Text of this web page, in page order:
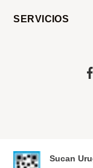
SERVICIOS
Sucan